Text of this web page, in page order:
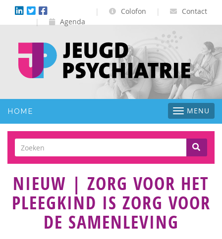
Contact
|
Colofon
|
Agenda
|
MENU
Toggle
HOME
NIEUW | ZORG VOOR HET
PLEEGKIND IS ZORG VOOR
DE SAMENLEVING